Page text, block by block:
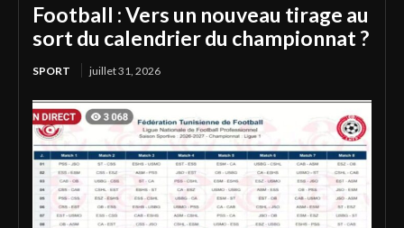
Football : Vers un nouveau tirage au
sort du calendrier du championnat ?
SPORT juillet 31, 2026